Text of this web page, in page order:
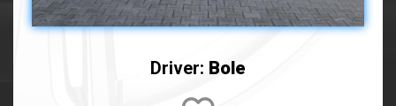
Driver: Bole